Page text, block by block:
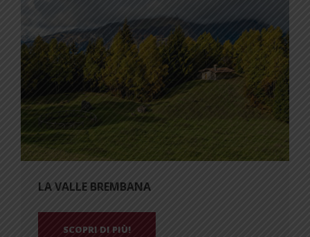
LA VALLE BREMBANA
SCOPRI DI PIÙ!